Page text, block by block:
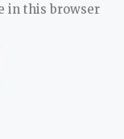
in this browser